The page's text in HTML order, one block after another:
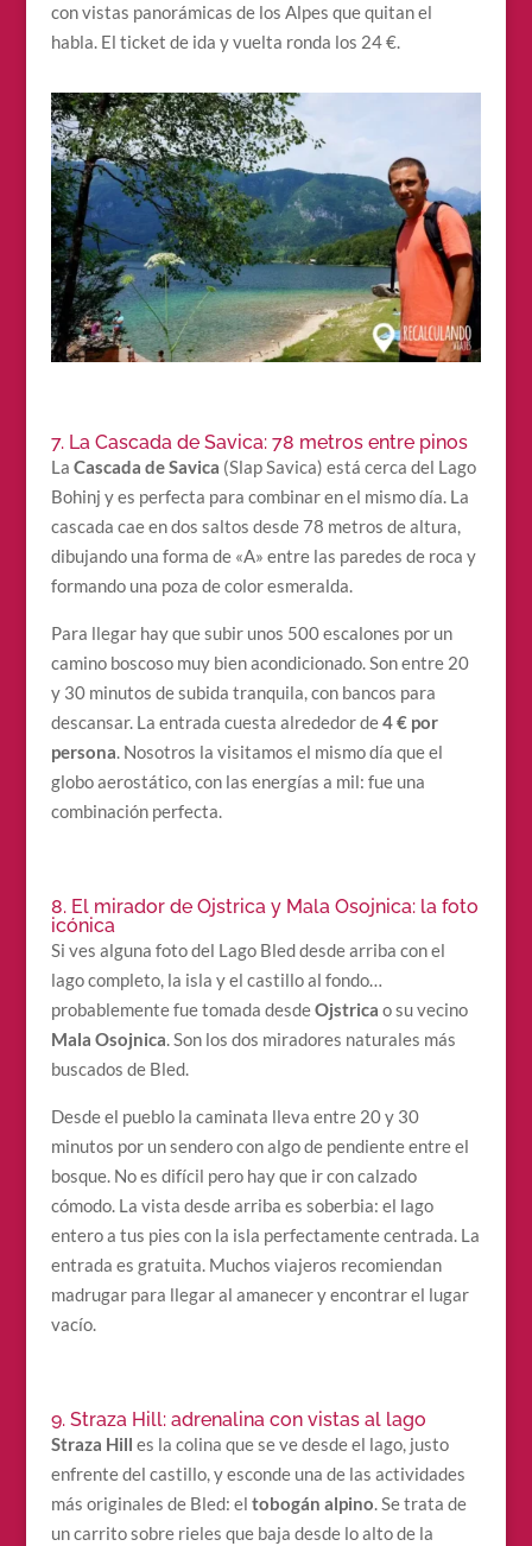
con vistas panorámicas de los Alpes que quitan el
habla. El ticket de ida y vuelta ronda los 24 €.
7. La Cascada de Savica: 78 metros entre pinos
La Cascada de Savica (Slap Savica) está cerca del Lago
Bohinj y es perfecta para combinar en el mismo día. La
cascada cae en dos saltos desde 78 metros de altura,
dibujando una forma de «A» entre las paredes de roca y
formando una poza de color esmeralda.
Para llegar hay que subir unos 500 escalones por un
camino boscoso muy bien acondicionado. Son entre 20
y 30 minutos de subida tranquila, con bancos para
descansar. La entrada cuesta alrededor de4 € por
persona. Nosotros la visitamos el mismo día que el
globo aerostático, con las energías a mil: fue una
combinación perfecta.
8. El mirador de Ojstrica y Mala Osojnica: la foto
icónica
Si ves alguna foto del Lago Bled desde arriba con el
lago completo, la isla y el castillo al fondo…
probablemente fue tomada desdeOjstrica o su vecino
Mala Osojnica. Son los dos miradores naturales más
buscados de Bled.
Desde el pueblo la caminata lleva entre 20 y 30
minutos por un sendero con algo de pendiente entre el
bosque. No es difícil pero hay que ir con calzado
cómodo. La vista desde arriba es soberbia: el lago
entero a tus pies con la isla perfectamente centrada. La
entrada es gratuita. Muchos viajeros recomiendan
madrugar para llegar al amanecer y encontrar el lugar
vacío.
9. Straza Hill: adrenalina con vistas al lago
Straza Hill es la colina que se ve desde el lago, justo
enfrente del castillo, y esconde una de las actividades
más originales de Bled: el tobogán alpino. Se trata de
un carrito sobre rieles que baja desde lo alto de la